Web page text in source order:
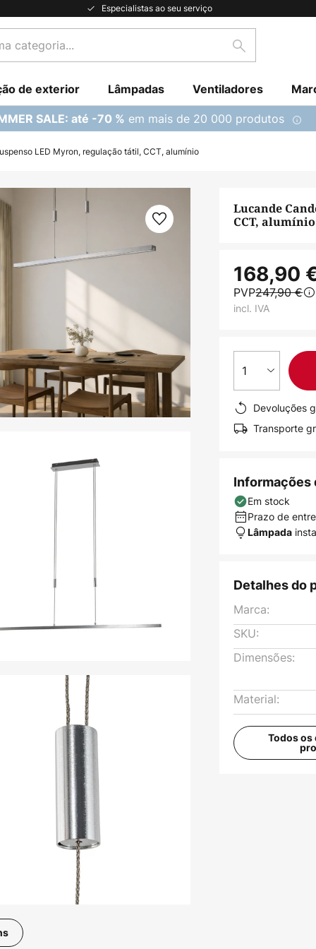
Especialistas ao seu serviço
Pesquisar
de exterior Lâmpadas Ventiladores
SALE: até -70 % em mais de 20 000 produtos
LED Myron, regulação tátil, CCT, alumínio
Lucande
CCT, alumínio
168,90
PVP247,90 €
incl. IVA
1
Devoluções
Transporte
Informações
Em stock
Prazo de
Lâmpada
Detalhes do
Marca:
SKU:
Dimensões:
Material:
Todos os